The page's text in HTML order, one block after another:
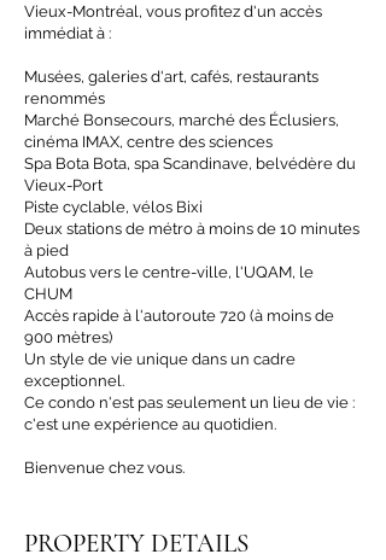
Vieux-Montréal, vous profitez d'un accès
immédiat à :
Musées, galeries d'art, cafés, restaurants
renommés
Marché Bonsecours, marché des Éclusiers,
cinéma IMAX, centre des sciences
Spa Bota Bota, spa Scandinave, belvédère du
Vieux-Port
Piste cyclable, vélos Bixi
Deux stations de métro à moins de 10 minutes
à pied
Autobus vers le centre-ville, l'UQAM, le
CHUM
Accès rapide à l'autoroute 720 (à moins de
900 mètres)
Un style de vie unique dans un cadre
exceptionnel.
Ce condo n'est pas seulement un lieu de vie :
c'est une expérience au quotidien.
Bienvenue chez vous.
PROPERTY DETAILS